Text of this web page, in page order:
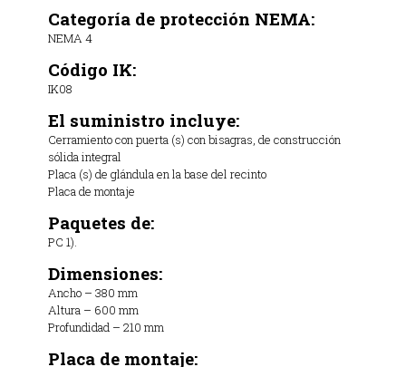
Categoría de protección NEMA:
NEMA 4
Código IK:
IK08
El suministro incluye:
Cerramiento con puerta (s) con bisagras, de construcción
sólida integral
Placa (s) de glándula en la base del recinto
Placa de montaje
Paquetes de:
PC 1).
Dimensiones:
Ancho – 380 mm
Altura – 600 mm
Profundidad – 210 mm
Placa de montaje: